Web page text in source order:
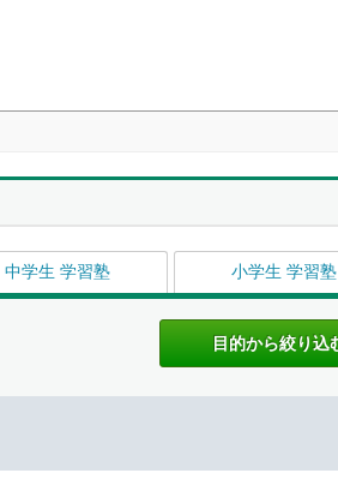
中学生 学習塾 小学生 学習塾